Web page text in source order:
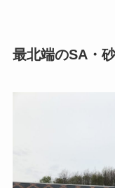
最北端のSA・